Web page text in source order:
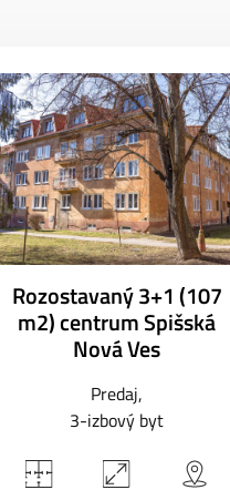
Rozostavaný 3+1 (107
m2) centrum Spišská
Nová Ves
Predaj
3-izbový byt